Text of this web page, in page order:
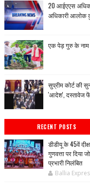
20 आईएएस
अधिकारी आलोक
एक पेड़ गुरु के नाम
सुप्रीम कोर्ट की
'आदेश', दस्तावेज
RECENT POSTS
डीडीयू के 45वें
गुणवत्ता पर दिया
प्रभारी निलंबित
Ballia